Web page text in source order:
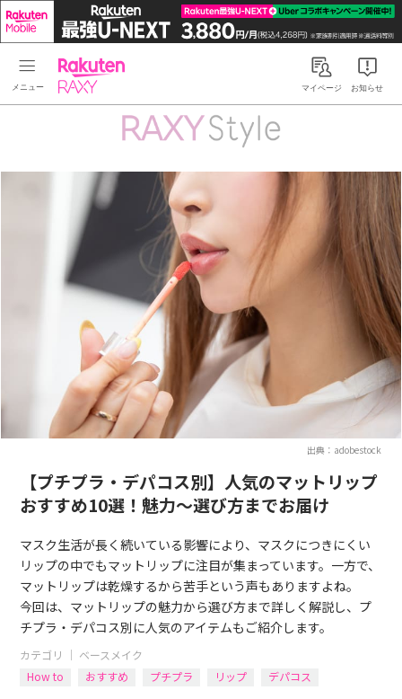
Rakuten RAXYマイページ お知らせ
出典：adobestock
【プチプラ・デパコス別】人気のマットリップ
おすすめ10選！魅力〜選び方までお届け
マスク生活が長く続いている影響により、マスクにつきにくい
リップの中でもマットリップに注目が集まっています。一方で、
マットリップは乾燥するから苦手という声もありますよね。
今回は、マットリップの魅力から選び方まで詳しく解説し、プ
チプラ・デパコス別に人気のアイテムもご紹介します。
カテゴリ ｜ ベースメイク
How to
おすすめ プチプラ リップ デパコス